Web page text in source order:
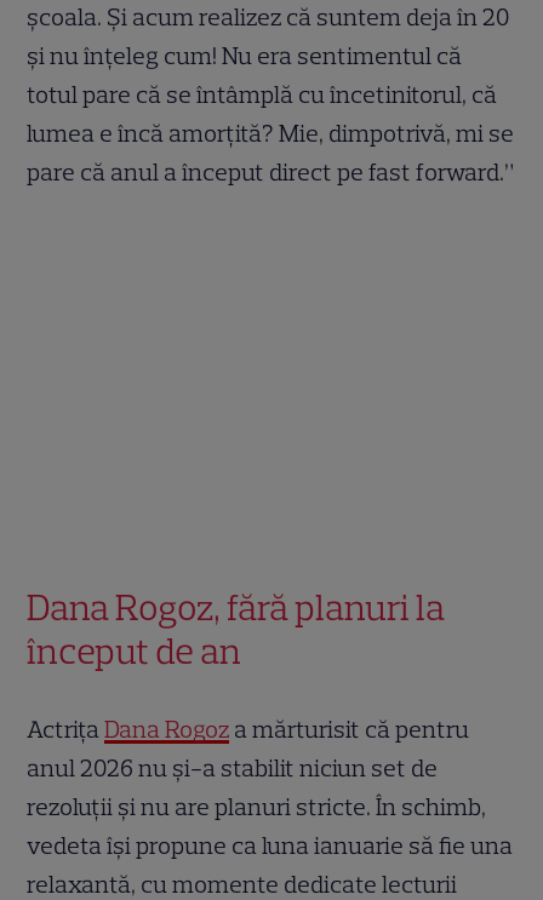
școala. Și acum realizez că suntem deja în 20
și nu înțeleg cum! Nu era sentimentul că
totul pare că se întâmplă cu încetinitorul, că
lumea e încă amorțită? Mie, dimpotrivă, mi se
pare că anul a început direct pe fast forward.”
Dana Rogoz, fără planuri la
început de an
ActrițaDana Rogoz a mărturisit că pentru
anul 2026 nu și-a stabilit niciun set de
rezoluții și nu are planuri stricte. În schimb,
vedeta își propune ca luna ianuarie să fie una
relaxantă, cu momente dedicate lecturii